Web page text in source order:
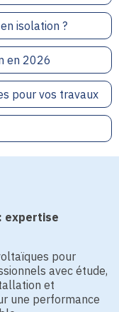
isolation ?
en 2026
pour vos travaux
expertise
pour
avec étude,
et
une performance